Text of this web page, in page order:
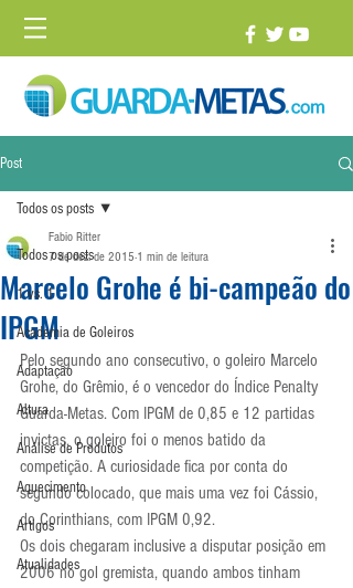
Post
Todos os posts
1 vs. 1
Academia de Goleiros
Adaptação
Altura
Análise de Produtos
Aquecimento
Artigos
Atualidades
Todos os posts
Marcelo Grohe é bi-campeão do
IPGM
Fabio Ritter
7 de dez. de 2015 1 min de leitura
Pelo segundo ano consecutivo, o goleiro Marcelo
Grohe, do Grêmio, é o vencedor do Índice Penalty
Guarda-Metas. Com IPGM de 0,85 e 12 partidas
invictas, o goleiro foi o menos batido da
competição. A curiosidade fica por conta do
segundo colocado, que mais uma vez foi Cássio,
do Corinthians, com IPGM 0,92.
Os dois chegaram inclusive a disputar posição em
2006 no gol gremista, quando ambos tinham